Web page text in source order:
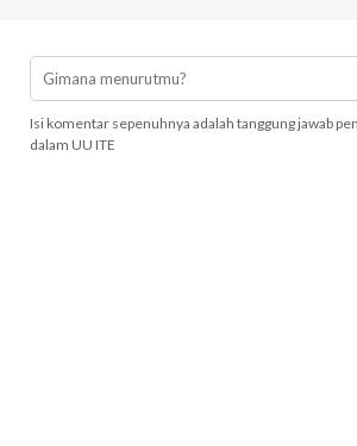
Isi komentar sepenuhnya adalah tanggung jawab
dalam UU ITE